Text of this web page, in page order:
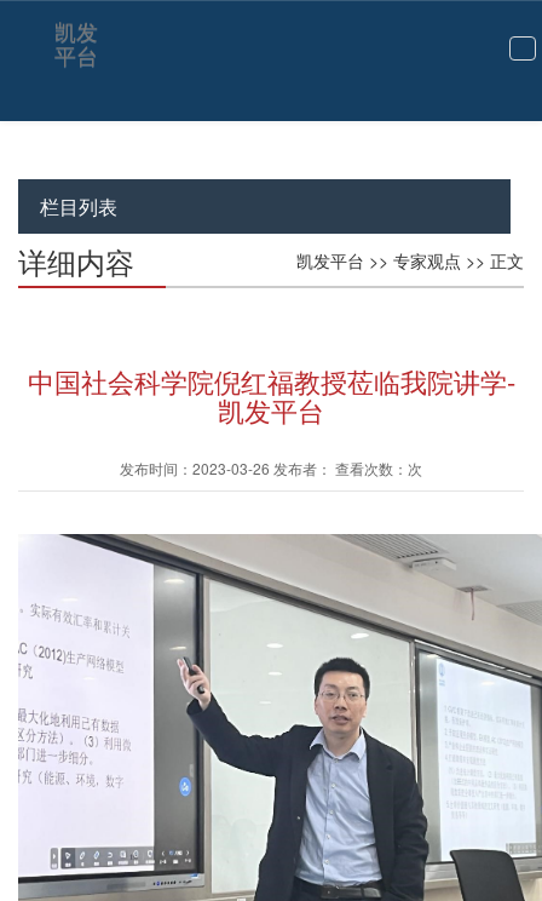
切
航
凯发
平台
栏目列表
凯发平台 >> 专家观点 >> 正文
详细内容
中国社会科学院倪红福教授莅临我院讲学-
凯发平台
发布时间：2023-03-26 发布者： 查看次数：次